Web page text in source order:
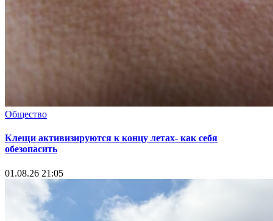
Общество
Клещи активизируются к концу летах- как себя
обезопасить
01.08.26 21:05